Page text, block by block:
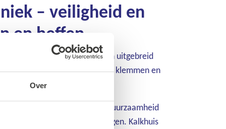
Over
– veiligheid en
en heffen
en heftechniek en levert een uitgebreid
takels, kettingen, hijsbanden, klemmen en
met maximale veiligheid en duurzaamheid
aan alle relevante normeringen. Kalkhuis